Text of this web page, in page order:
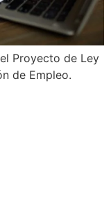
Proyecto de Ley
de Empleo.